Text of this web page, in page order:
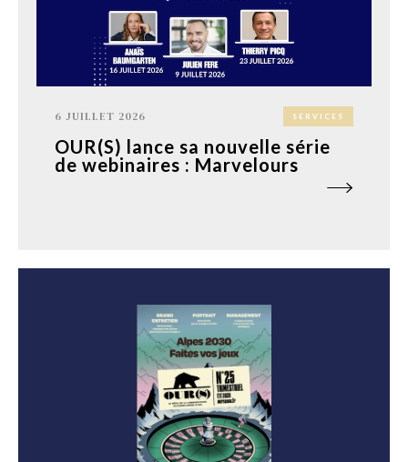
6 JUILLET 2026 SERVICES
OUR(S) lance sa nouvelle série
de webinaires : Marvelours